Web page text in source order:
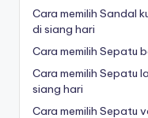
Cara memilih Sandal
di siang hari
Cara memilih Sepatu
Cara memilih Sepatu
siang hari
Cara memilih Sepatu